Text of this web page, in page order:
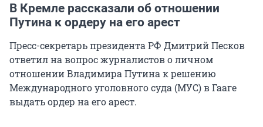
В Кремле рассказали об отношении
Путина к ордеру на его арест
Пресс-секретарь президента РФ Дмитрий Песков
ответил на вопрос журналистов о личном
отношении Владимира Путина к решению
Международного уголовного суда (МУС) в Гааге
выдать ордер на его арест.